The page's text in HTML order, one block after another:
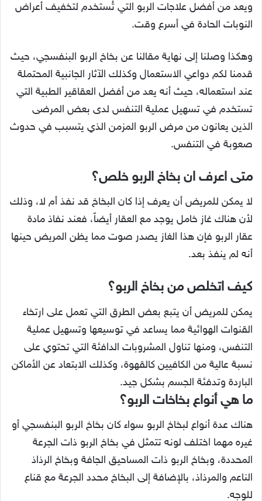
ويعد من أفضل علاجات الربو التي تُستخدم لتخفيف أعراض
النوبات الحادة في أسرع وقت.
وهكذا وصلنا إلى نهاية مقالنا عن بخاخ الربو البنفسجي، حيث
قدمنا لكم دواعي الاستعمال وكذلك الآثار الجانبية المحتملة
عند استعماله، حيث أنه يعد من أفضل العقاقير الطبية التي
تستخدم في تسهيل عملية التنفس لدى بعض المرضى
الذين يعانون من مرض الربو المزمن الذي يتسبب في حدوث
صعوبة في التنفس.
متى اعرف ان بخاخ الربو خلص؟
لا يمكن للمريض أن يعرف إذا كان البخاخ قد نفذ أم لا، وذلك
لأن هناك غاز خامل يوجد مع العقار أيضاً، فعند نفاذ مادة
عقار الربو فإن هذا الغاز يصدر صوت مما يظن المريض حينها
أنه لم ينفذ بعد.
كيف اتخلص من بخاخ الربو؟
يمكن للمريض أن يتبع بعض الطرق التي تعمل على ارتخاء
القنوات الهوائية مما يساعد في توسيعها وتسهيل عملية
التنفس، ومنها تناول المشروبات الدافئة التي تحتوي على
نسبة عالية من الكافيين كالقهوة، وكذلك الابتعاد عن الأماكن
الباردة وتدفئة الجسم بشكل جيد.
ما هي أنواع بخاخات الربو؟
هناك عدة أنواع لبخاخ الربو سواء كان بخاخ الربو البنفسجي أو
غيره مهما اختلف لونه تتمثل في بخاخ الربو ذات الجرعة
المحددة، وبخاخ الربو ذات المساحيق الجافة وبخاخ الرذاذ
الناعم والمرذاذ، بالإضافة إلى البخاخ محدد الجرعة مع قناع
للوجه.